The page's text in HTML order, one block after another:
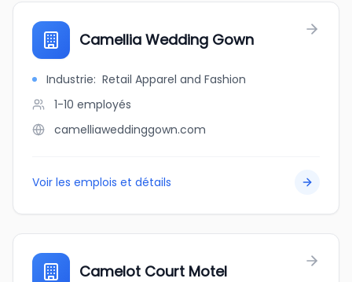
Camellia Wedding Gown
Industrie: Retail Apparel and Fashion
1-10 employés
camelliaweddinggown.com
Voir les emplois et détails
Camelot Court Motel